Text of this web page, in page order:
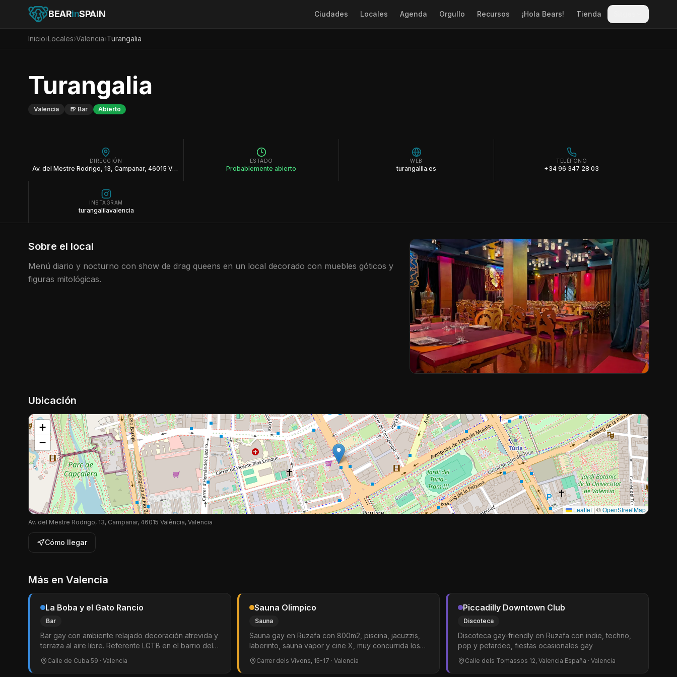
BEARinSPAIN Ciudades Locales Agenda Orgullo Recursos ¡Hola Bears! Tienda
Inicio›Locales›Valencia›Turangalia
Turangalia
Valencia 🍺 Bar Abierto
DIRECCIÓN
Av. del Mestre Rodrigo, 13, Campanar, 46015 València, Valencia
ESTADO
Probablemente abierto
WEB
turangalila.es
TELÉFONO
+34 96 347 28 03
INSTAGRAM
turangalilavalencia
Sobre el local
Menú diario y nocturno con show de drag queens en un local decorado con muebles góticos y
figuras mitológicas.
Ubicación
+
−
Leaflet | ©OpenStreetMap
Av. del Mestre Rodrigo, 13, Campanar, 46015 València, Valencia
Cómo llegar
Más en Valencia
La Boba y el Gato Rancio
Bar
Bar gay con ambiente relajado decoración atrevida y
terraza al aire libre. Referente LGTB en el barrio del
Carmen. Abierto todo el día ideal para picotear y
tomar algo por la noche.
Calle de Cuba 59 · Valencia
Sauna Olimpico
Sauna
Sauna gay en Ruzafa con 800m2, piscina, jacuzzis,
laberinto, sauna vapor y cine X, muy concurrida los
domingos
Carrer dels Vivons, 15-17 · Valencia
Piccadilly Downtown Club
Discoteca
Discoteca gay-friendly en Ruzafa con indie, techno,
pop y petardeo, fiestas ocasionales gay
Calle dels Tomassos 12, Valencia España · Valencia